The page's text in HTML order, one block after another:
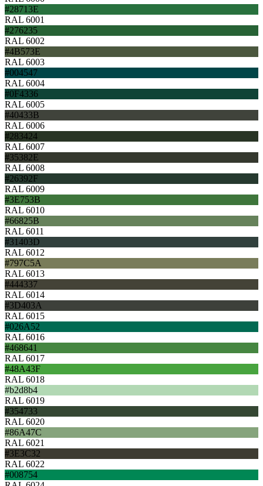
#28713E
RAL 6001
#276235
RAL 6002
#4B573E
RAL 6003
#004547
RAL 6004
#0F4336
RAL 6005
#40433B
RAL 6006
#283424
RAL 6007
#35382E
RAL 6008
#26392F
RAL 6009
#3E753B
RAL 6010
#66825B
RAL 6011
#31403D
RAL 6012
#797C5A
RAL 6013
#444337
RAL 6014
#3D403A
RAL 6015
#026A52
RAL 6016
#468641
RAL 6017
#48A43F
RAL 6018
#b2d8b4
RAL 6019
#354733
RAL 6020
#86A47C
RAL 6021
#3E3C32
RAL 6022
#008754